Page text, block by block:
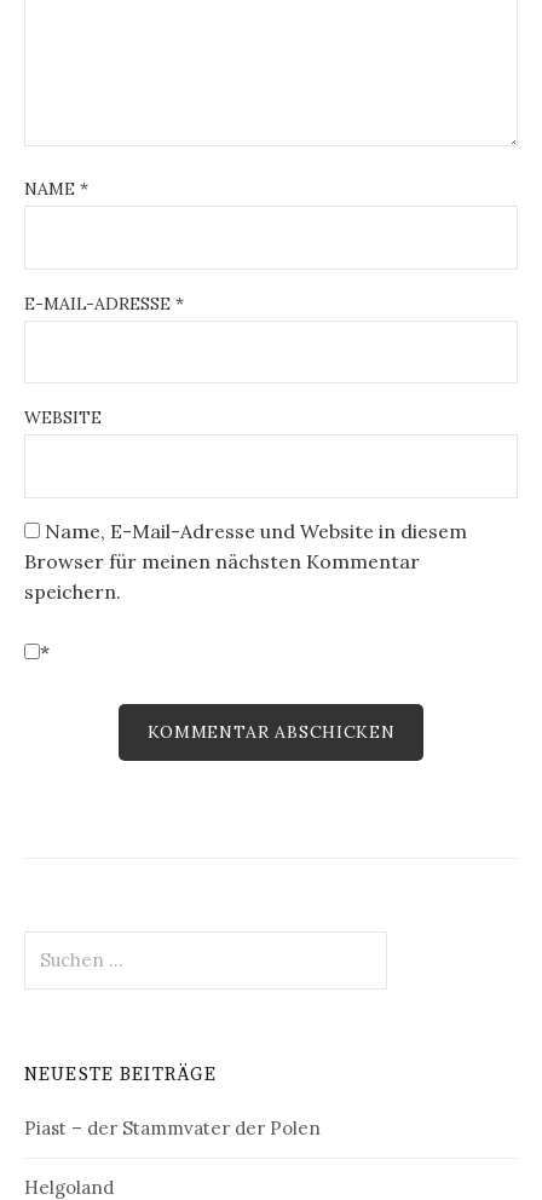
NAME *
E-MAIL-ADRESSE *
WEBSITE
Name, E-Mail-Adresse und Website in diesem
Browser für meinen nächsten Kommentar
speichern.
*
nach:
NEUESTE BEITRÄGE
Piast – der Stammvater der Polen
Helgoland